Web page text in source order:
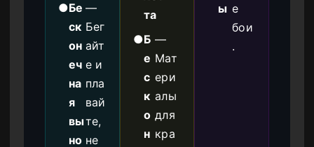
●Бе
ск
он
еч
на
я
вы
но
—
Бег
айт
е и
пла
вай
те,
не
та
●Б
е
с
к
о
н
—
Мат
ери
алы
для
кра
ы е
бои
.